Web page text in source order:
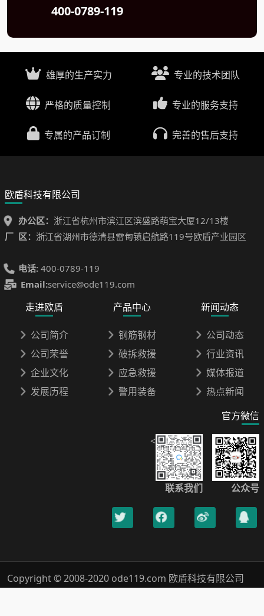
400-0789-119
雄厚的生产实力 专业的技术团队
严格的质量控制 专业的服务支持
专属的产品订制 完善的售后支持
欧盾科技有限公司
办公区： 浙江省杭州市滨江区滨盛路萌宝大厦12/13楼
厂 区： 浙江省湖州市德清县雷甸镇启航路119号欧盾产业园区
电话: 400-0789-119
Email:service@ode119.com
走进欧盾
公司简介
公司荣誉
企业文化
发展历程
产品中心
钢筋钢材
破拆救援
应急救援
警用装备
新闻动态
公司动态
行业资讯
媒体报道
热点新闻
官方微信
<
联系我们 公众号
Copyright © 2008-2020 ode119.com 欧盾科技有限公司